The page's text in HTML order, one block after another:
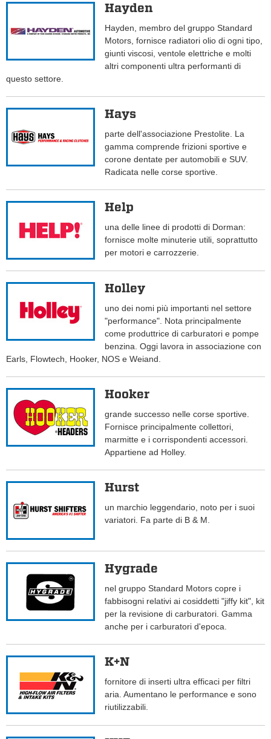
Hayden
Hayden, membro del gruppo Standard
Motors, fornisce radiatori olio di ogni tipo,
giunti viscosi, ventole elettriche e molti
altri componenti ultra performanti di
questo settore.
Hays
parte dell'associazione Prestolite. La
gamma comprende frizioni sportive e
corone dentate per automobili e SUV.
Radicata nelle corse sportive.
Help
una delle linee di prodotti di Dorman:
fornisce molte minuterie utili, soprattutto
per motori e carrozzerie.
Holley
uno dei nomi più importanti nel settore
"performance". Nota principalmente
come produttrice di carburatori e pompe
benzina. Oggi lavora in associazione con
Earls, Flowtech, Hooker, NOS e Weiand.
Hooker
grande successo nelle corse sportive.
Fornisce principalmente collettori,
marmitte e i corrispondenti accessori.
Appartiene ad Holley.
Hurst
un marchio leggendario, noto per i suoi
variatori. Fa parte di B & M.
Hygrade
nel gruppo Standard Motors copre i
fabbisogni relativi ai cosiddetti "jiffy kit", kit
per la revisione di carburatori. Gamma
anche per i carburatori d'epoca.
K+N
fornitore di inserti ultra efficaci per filtri
aria. Aumentano le performance e sono
riutilizzabili.